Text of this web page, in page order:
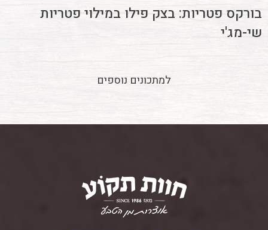
בורקס פטריות: בצק פילו במילוי פטריות
שי-מג'י
למתכונים נוספים